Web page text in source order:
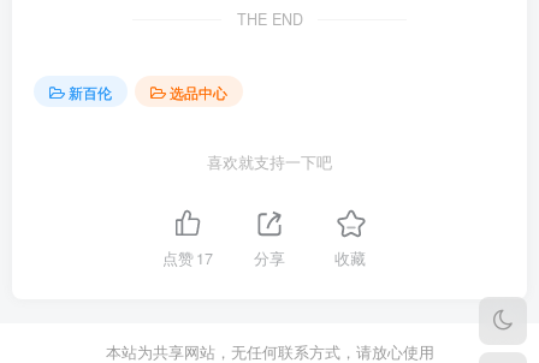
THE END
新百伦 选品中心
喜欢就支持一下吧
点赞17 分享 收藏
本站为共享网站，无任何联系方式，请放心使用